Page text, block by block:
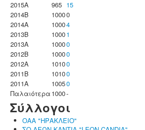
2015A
965 15
2014B
10000
2014A
10004
2013B
10001
2013A
10000
2012B
10000
2012A
10100
2011B
10100
2011A
10050
Παλαιότερα 1000-
Σύλλογοι
ΟΑΑ "ΗΡΑΚΛΕΙΟ"